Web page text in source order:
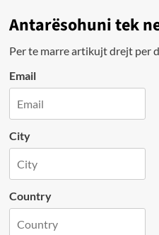
Antarësohuni tek
Per te marre artikujt drejt per
Email
City
Country